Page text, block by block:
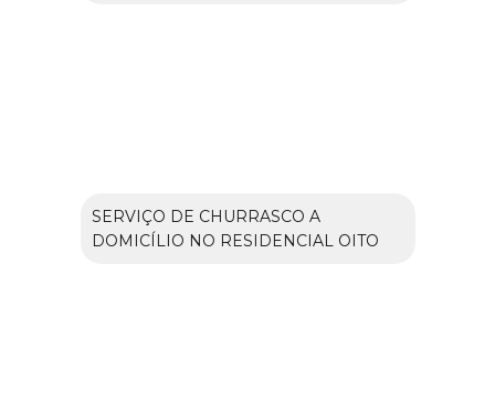
SERVIÇO DE CHURRASCO A
DOMICÍLIO NO RESIDENCIAL OITO